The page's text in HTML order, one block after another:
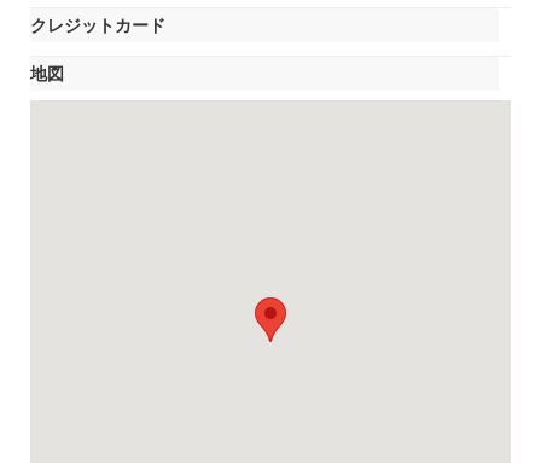
クレジットカード
地図